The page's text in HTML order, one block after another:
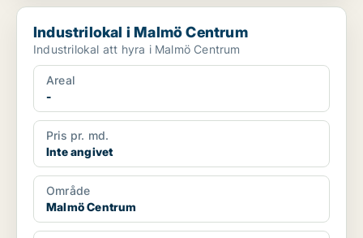
Industrilokal i Malmö Centrum
Industrilokal i Malmö Centrum
Industrilokal att hyra i Malmö Centrum
Areal
-
Pris pr. md.
Inte angivet
Område
Malmö Centrum